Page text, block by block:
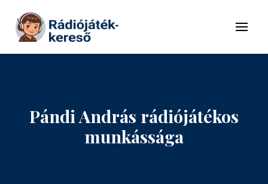
Tovább a tartalomhoz
Menü
Pándi András rádiójátékos
munkássága